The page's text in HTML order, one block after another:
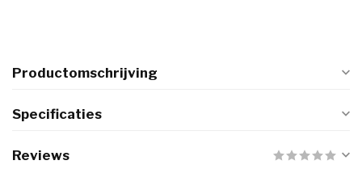
Productomschrijving
Specificaties
Reviews